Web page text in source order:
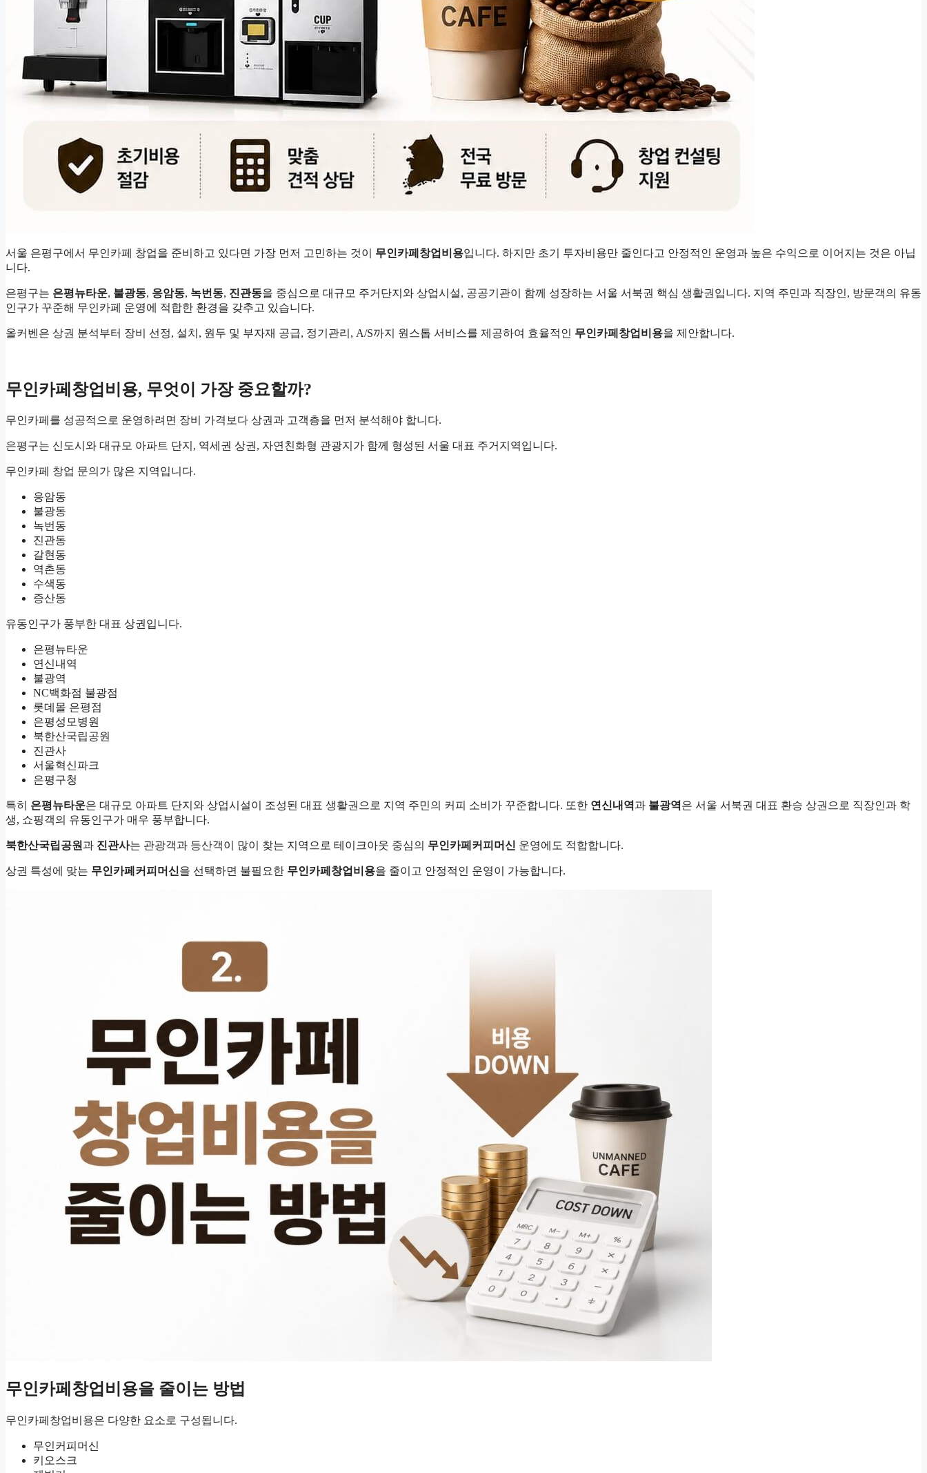
서울 은평구에서 무인카페 창업을 준비하고 있다면 가장 먼저 고민하는 것이 무인카페창업비용입니다. 하지만 초기 투자비용만 줄인다고 안정적인 운영과 높은 수익으로 이어지는 것은 아닙
니다.
은평구는 은평뉴타운, 불광동, 응암동, 녹번동, 진관동을 중심으로 대규모 주거단지와 상업시설, 공공기관이 함께 성장하는 서울 서북권 핵심 생활권입니다. 지역 주민과 직장인, 방문객의 유동
인구가 꾸준해 무인카페 운영에 적합한 환경을 갖추고 있습니다.
올커벤은 상권 분석부터 장비 선정, 설치, 원두 및 부자재 공급, 정기관리, A/S까지 원스톱 서비스를 제공하여 효율적인 무인카페창업비용을 제안합니다.
무인카페창업비용, 무엇이 가장 중요할까?
무인카페를 성공적으로 운영하려면 장비 가격보다 상권과 고객층을 먼저 분석해야 합니다.
은평구는 신도시와 대규모 아파트 단지, 역세권 상권, 자연친화형 관광지가 함께 형성된 서울 대표 주거지역입니다.
무인카페 창업 문의가 많은 지역입니다.
응암동
불광동
녹번동
진관동
갈현동
역촌동
수색동
증산동
유동인구가 풍부한 대표 상권입니다.
은평뉴타운
연신내역
불광역
NC백화점 불광점
롯데몰 은평점
은평성모병원
북한산국립공원
진관사
서울혁신파크
은평구청
특히 은평뉴타운은 대규모 아파트 단지와 상업시설이 조성된 대표 생활권으로 지역 주민의 커피 소비가 꾸준합니다. 또한 연신내역 과 불광역 은 서울 서북권 대표 환승 상권으로 직장인과 학
생, 쇼핑객의 유동인구가 매우 풍부합니다.
북한산국립공원과 진관사는 관광객과 등산객이 많이 찾는 지역으로 테이크아웃 중심의 무인카페커피머신 운영에도 적합합니다.
상권 특성에 맞는 무인카페커피머신을 선택하면 불필요한 무인카페창업비용을 줄이고 안정적인 운영이 가능합니다.
무인카페창업비용을 줄이는 방법
무인카페창업비용은 다양한 요소로 구성됩니다.
무인커피머신
키오스크